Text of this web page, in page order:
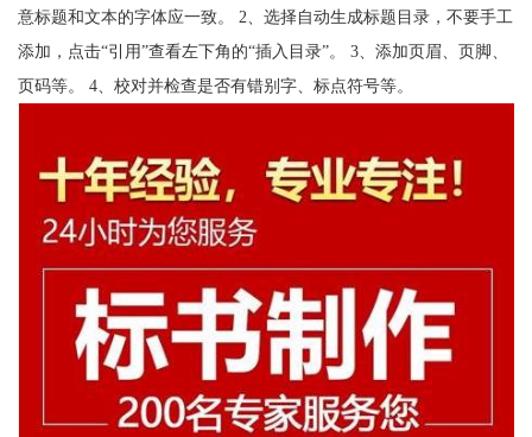
意标题和文本的字体应一致。 2、选择自动生成标题目录，不要手工
添加，点击“引用”查看左下角的“插入目录”。 3、添加页眉、页脚、
页码等。 4、校对并检查是否有错别字、标点符号等。